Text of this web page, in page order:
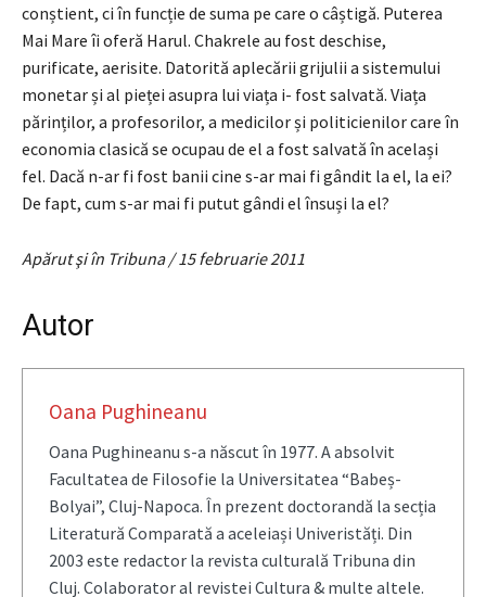
conștient, ci în funcție de suma pe care o câștigă. Puterea
Mai Mare îi oferă Harul. Chakrele au fost deschise,
purificate, aerisite. Datorită aplecării grijulii a sistemului
monetar și al pieței asupra lui viața i- fost salvată. Viața
părinților, a profesorilor, a medicilor și politicienilor care în
economia clasică se ocupau de el a fost salvată în același
fel. Dacă n-ar fi fost banii cine s-ar mai fi gândit la el, la ei?
De fapt, cum s-ar mai fi putut gândi el însuși la el?
Apărut şi în Tribuna / 15 februarie 2011
Autor
Oana Pughineanu
Oana Pughineanu s-a născut în 1977. A absolvit
Facultatea de Filosofie la Universitatea “Babeș-
Bolyai”, Cluj-Napoca. În prezent doctorandă la secția
Literatură Comparată a aceleiași Univeristăți. Din
2003 este redactor la revista culturală Tribuna din
Cluj. Colaborator al revistei Cultura & multe altele.